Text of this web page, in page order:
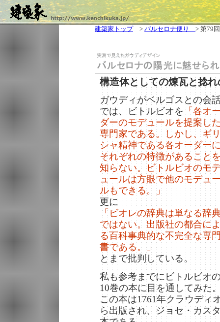
建築家トップ> バルセロナ便り > 第79回
構造体としての煉瓦と捻れ
ガウディがベルゴスとの会
では、ビトルビオを 「各オ
ダーのモデュールを提案し
専門家である。しかし、ギ
シャ精神である各オーダー
それぞれの特徴があること
知らない。ビトルビオのモ
ュールは方眼で他のモデュ
ルもできる。」
更に
「ビオレの辞典は単なる辞
ではない。出版社の都合に
る百科事典的な不完全な専
書である。」
とまで批判している。
私も参考までにビトルビオ
10巻の本に目を通してみた
この本は1761年クラウディ
ら出版され、ジョセ・カス